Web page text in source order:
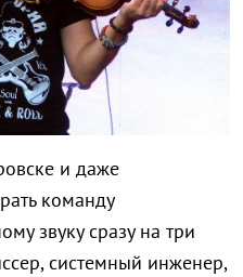
и даже
команду
звуку сразу на три
системный инженер,